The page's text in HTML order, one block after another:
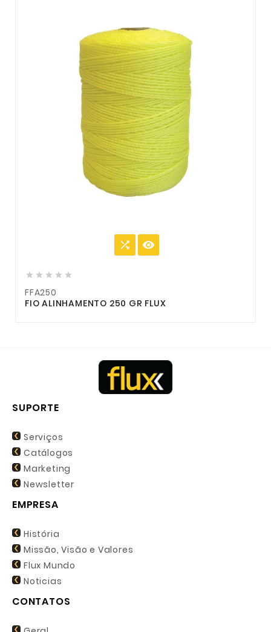
 
    
FFA250
FIO ALINHAMENTO 250 GR FLUX
SUPORTE
Serviços
Catálogos
Marketing
Newsletter
EMPRESA
História
Missão, Visão e Valores
Flux Mundo
Noticias
CONTATOS